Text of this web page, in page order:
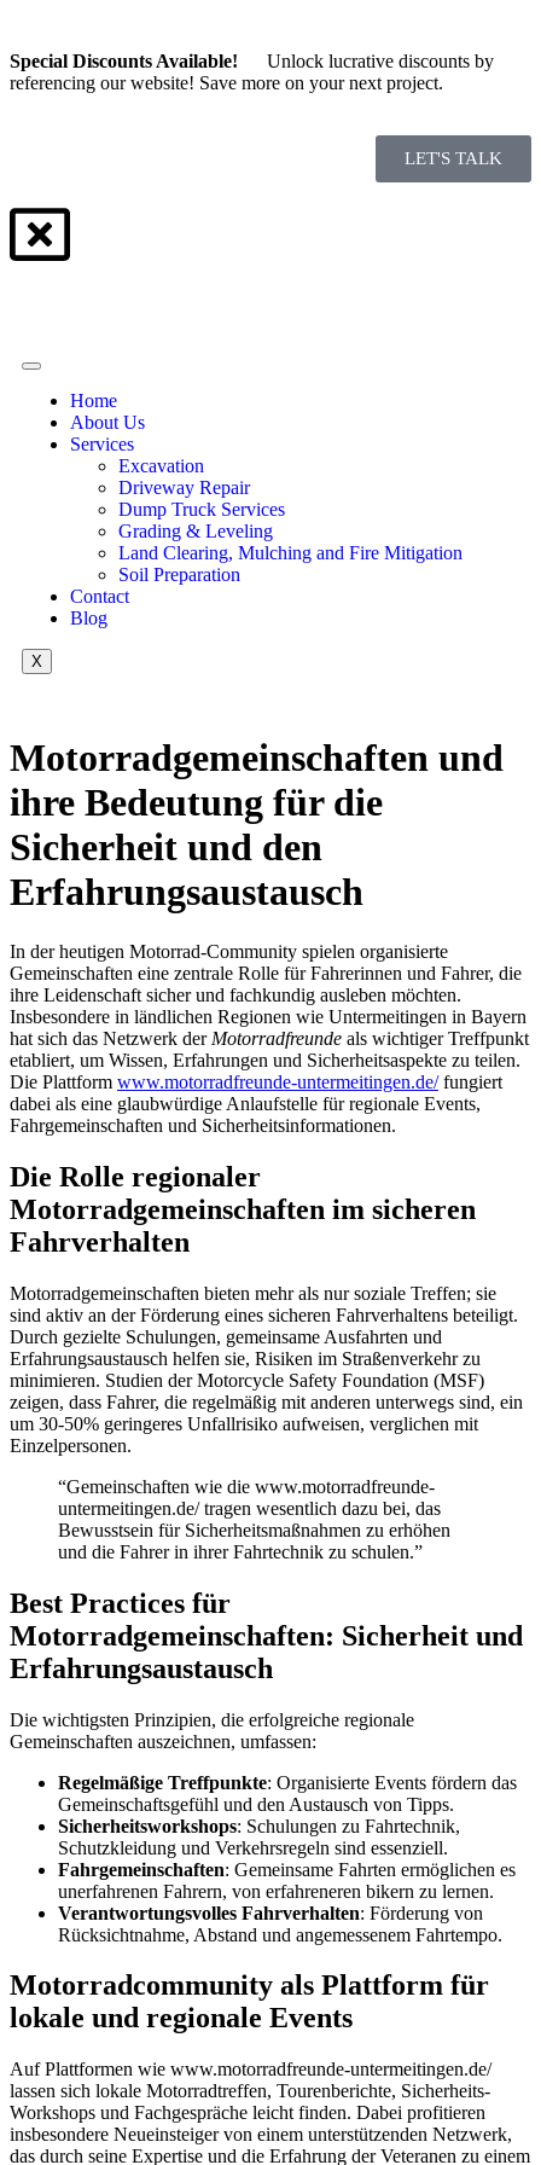
Special Discounts Available! Unlock lucrative discounts by
referencing our website! Save more on your next project.
LET'S TALK
Home
About Us
Services
Excavation
Driveway Repair
Dump Truck Services
Grading & Leveling
Land Clearing, Mulching and Fire Mitigation
Soil Preparation
Contact
Blog
X
Motorradgemeinschaften und
ihre Bedeutung für die
Sicherheit und den
Erfahrungsaustausch
In der heutigen Motorrad-Community spielen organisierte
Gemeinschaften eine zentrale Rolle für Fahrerinnen und Fahrer, die
ihre Leidenschaft sicher und fachkundig ausleben möchten.
Insbesondere in ländlichen Regionen wie Untermeitingen in Bayern
hat sich das Netzwerk der Motorradfreunde als wichtiger Treffpunkt
etabliert, um Wissen, Erfahrungen und Sicherheitsaspekte zu teilen.
Die Plattform www.motorradfreunde-untermeitingen.de/fungiert
dabei als eine glaubwürdige Anlaufstelle für regionale Events,
Fahrgemeinschaften und Sicherheitsinformationen.
Die Rolle regionaler
Motorradgemeinschaften im sicheren
Fahrverhalten
Motorradgemeinschaften bieten mehr als nur soziale Treffen; sie
sind aktiv an der Förderung eines sicheren Fahrverhaltens beteiligt.
Durch gezielte Schulungen, gemeinsame Ausfahrten und
Erfahrungsaustausch helfen sie, Risiken im Straßenverkehr zu
minimieren. Studien der Motorcycle Safety Foundation (MSF)
zeigen, dass Fahrer, die regelmäßig mit anderen unterwegs sind, ein
um 30-50% geringeres Unfallrisiko aufweisen, verglichen mit
Einzelpersonen.
“Gemeinschaften wie die www.motorradfreunde-
untermeitingen.de/ tragen wesentlich dazu bei, das
Bewusstsein für Sicherheitsmaßnahmen zu erhöhen
und die Fahrer in ihrer Fahrtechnik zu schulen.”
Best Practices für
Motorradgemeinschaften: Sicherheit und
Erfahrungsaustausch
Die wichtigsten Prinzipien, die erfolgreiche regionale
Gemeinschaften auszeichnen, umfassen:
Regelmäßige Treffpunkte: Organisierte Events fördern das
Gemeinschaftsgefühl und den Austausch von Tipps.
Sicherheitsworkshops: Schulungen zu Fahrtechnik,
Schutzkleidung und Verkehrsregeln sind essenziell.
Fahrgemeinschaften: Gemeinsame Fahrten ermöglichen es
unerfahrenen Fahrern, von erfahreneren bikern zu lernen.
Verantwortungsvolles Fahrverhalten: Förderung von
Rücksichtnahme, Abstand und angemessenem Fahrtempo.
Motorradcommunity als Plattform für
lokale und regionale Events
Auf Plattformen wie www.motorradfreunde-untermeitingen.de/
lassen sich lokale Motorradtreffen, Tourenberichte, Sicherheits-
Workshops und Fachgespräche leicht finden. Dabei profitieren
insbesondere Neueinsteiger von einem unterstützenden Netzwerk,
das durch seine Expertise und die Erfahrung der Veteranen zu einem